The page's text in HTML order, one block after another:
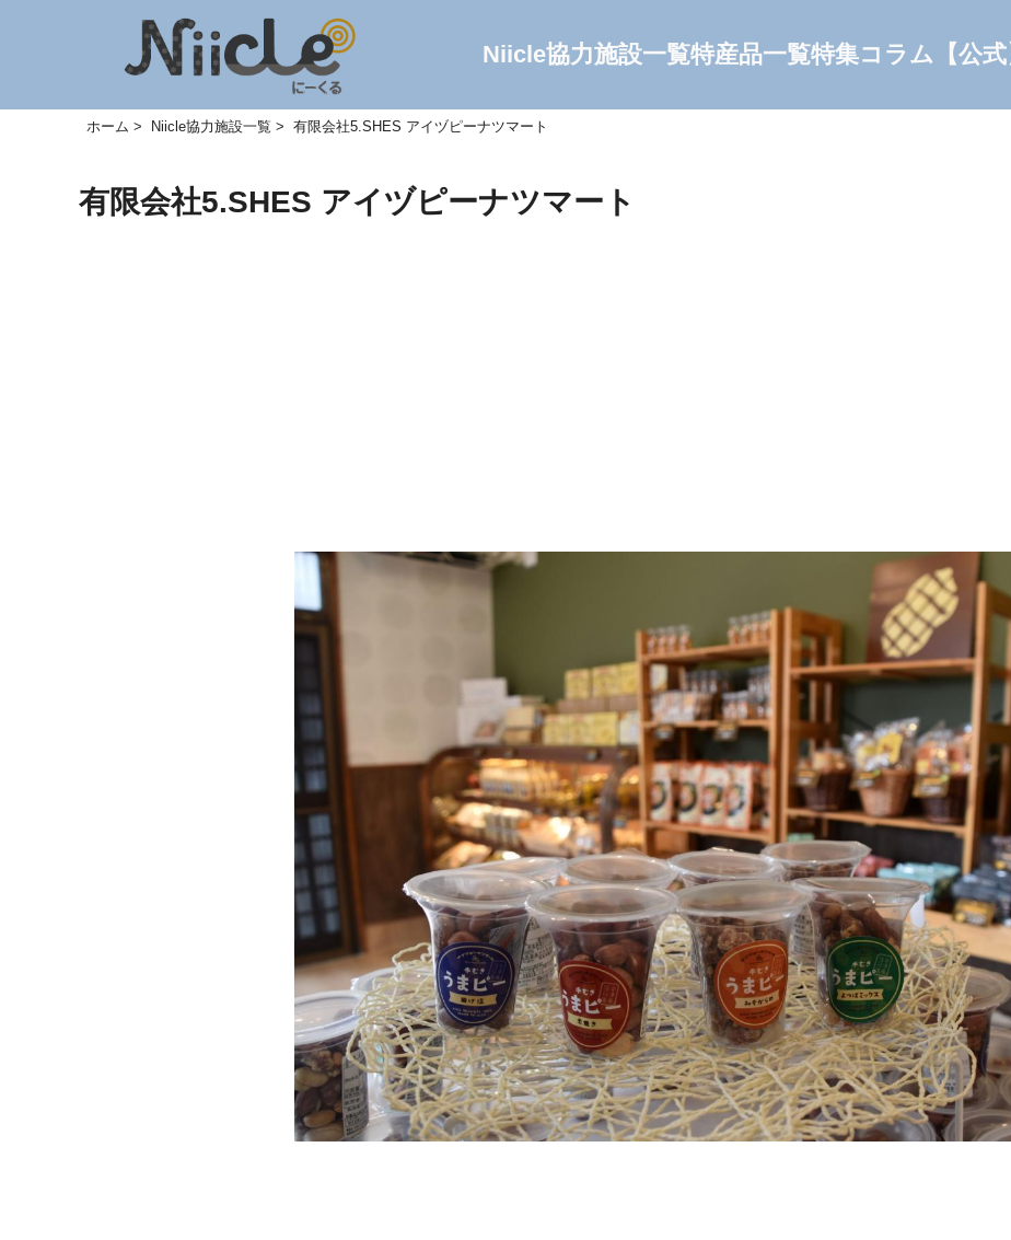
Niicle協力施設一覧特産品一覧特集コラム 【公
ホーム Niicle協力施設一覧 有限会社5.SHES アイヅピーナツマート
有限会社5.SHES アイヅピーナツマート